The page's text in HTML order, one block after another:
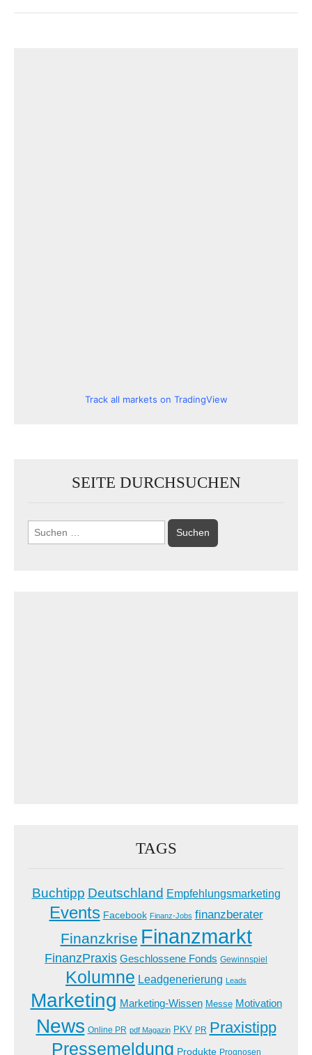
Track all markets on TradingView
SEITE DURCHSUCHEN
Suchen
nach:
TAGS
Buchtipp Deutschland Empfehlungsmarketing
Events Facebook Finanz-Jobs finanzberater
Finanzkrise Finanzmarkt
FinanzPraxis Geschlossene Fonds Gewinnspiel
Kolumne Leadgenerierung Leads
Marketing Marketing-Wissen Messe Motivation
News Online PR pdf Magazin PKV PR Praxistipp
Pressemeldung Produkte Prognosen